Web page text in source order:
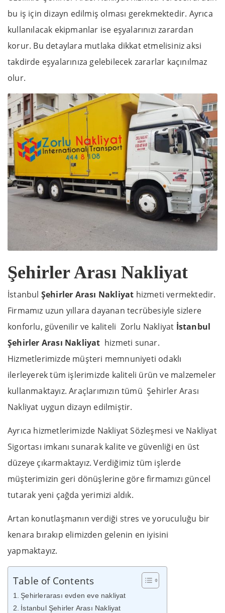
bu iş için dizayn edilmiş olması gerekmektedir. Ayrıca
kullanılacak ekipmanlar ise eşyalarınızı zarardan
korur. Bu detaylara mutlaka dikkat etmelisiniz aksi
takdirde eşyalarınıza gelebilecek zararlar kaçınılmaz
olur.
Şehirler Arası Nakliyat
İstanbul Şehirler Arası Nakliyat hizmeti vermektedir.
Firmamız uzun yıllara dayanan tecrübesiyle sizlere
konforlu, güvenilir ve kaliteli Zorlu Nakliyat İstanbul
Şehirler Arası Nakliyat hizmeti sunar.
Hizmetlerimizde müşteri memnuniyeti odaklı
ilerleyerek tüm işlerimizde kaliteli ürün ve malzemeler
kullanmaktayız. Araçlarımızın tümü Şehirler Arası
Nakliyat uygun dizayn edilmiştir.
Ayrıca hizmetlerimizde Nakliyat Sözleşmesi ve Nakliyat
Sigortası imkanı sunarak kalite ve güvenliği en üst
düzeye çıkarmaktayız. Verdiğimiz tüm işlerde
müşterimizin geri dönüşlerine göre firmamızı güncel
tutarak yeni çağda yerimizi aldık.
Artan konutlaşmanın verdiği stres ve yoruculuğu bir
kenara bırakıp elimizden gelenin en iyisini
yapmaktayız.
Table of Contents
Şehirlerarası evden eve nakliyat
İstanbul Şehirler Arası Nakliyat